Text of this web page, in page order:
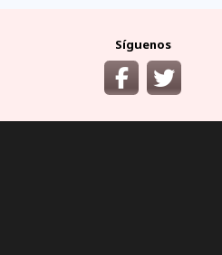
Síguenos